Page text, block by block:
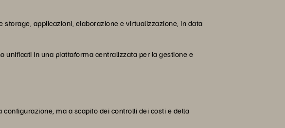
applicazioni, elaborazione e virtualizzazione, in data
unificati in una piattaforma centralizzata per la gestione e
ma a scapito dei controlli dei costi e della